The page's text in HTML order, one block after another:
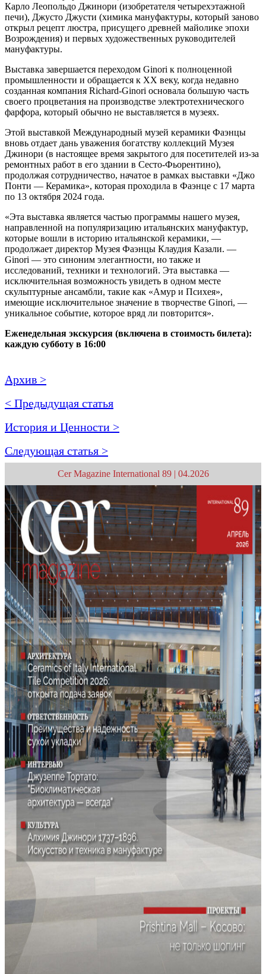
Карло Леопольдо Джинори (изобретателя четырехэтажной
печи), Джусто Джусти (химика мануфактуры, который заново
открыл рецепт люстра, присущего древней майолике эпохи
Возрождения) и первых художественных руководителей
мануфактуры.
Выставка завершается переходом Ginori к полноценной
промышленности и обращается к XX веку, когда недавно
созданная компания Richard-Ginori основала большую часть
своего процветания на производстве электротехнического
фарфора, который обычно не выставляется в музеях.
Этой выставкой Международный музей керамики Фаэнцы
вновь отдает дань уважения богатству коллекций Музея
Джинори (в настоящее время закрытого для посетителей из-за
ремонтных работ в его здании в Сесто-Фьорентино),
продолжая сотрудничество, начатое в рамках выставки «Джо
Понти — Керамика», которая проходила в Фаэнце с 17 марта
по 13 октября 2024 года.
«Эта выставка является частью программы нашего музея,
направленной на популяризацию итальянских мануфактур,
которые вошли в историю итальянской керамики, —
продолжает директор Музея Фаэнцы Клаудия Казали. —
Ginori — это синоним элегантности, но также и
исследований, техники и технологий. Эта выставка —
исключительная возможность увидеть в одном месте
скульптурные ансамбли, такие как «Амур и Психея»,
имеющие исключительное значение в творчестве Ginori, —
уникальное событие, которое вряд ли повторится».
Еженедельная экскурсия (включена в стоимость билета):
каждую субботу в 16:00
Архив >
< Предыдущая статья
История и Ценности >
Следующая статья >
Cer Magazine International 89 | 04.2026